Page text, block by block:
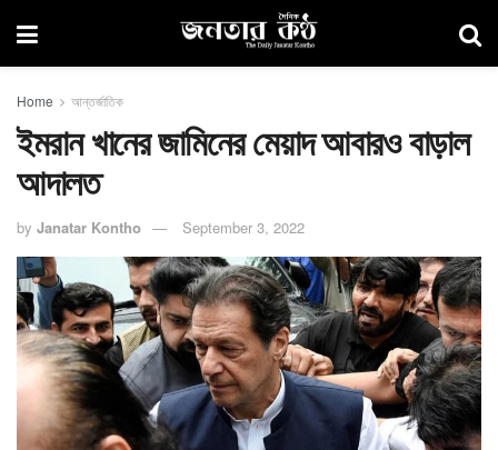
Home আন্তর্জাতিক
ইমরান খানের জামিনের মেয়াদ আবারও বাড়াল
আদালত
by Janatar Kontho September 3, 2022